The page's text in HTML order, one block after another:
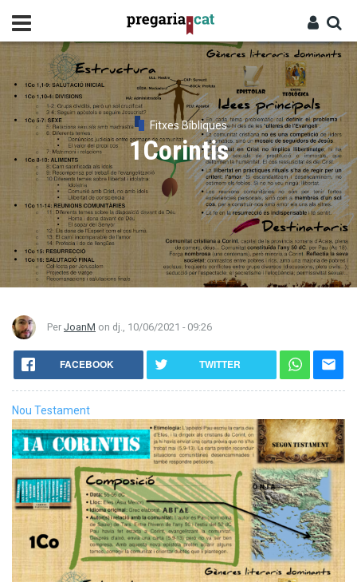
contingut
Entra
Fitxes Bíbliques
1Corintis
Per JoanM on dj., 10/06/2021 - 09:26
FACEBOOK TWITTER
Nou Testament